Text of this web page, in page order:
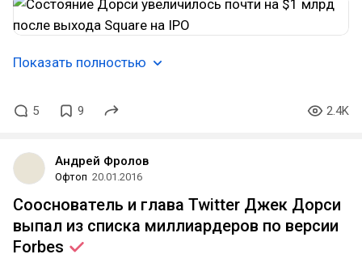
Показать полностью
5 9 2.4K
Андрей Фролов
Офтоп 20.01.2016
Сооснователь и глава Twitter Джек Дорси
выпал из списка миллиардеров по версии
Forbes